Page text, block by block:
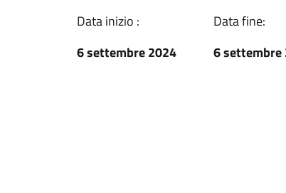
Data inizio :
6 settembre 2024
Data fine:
6 settembre